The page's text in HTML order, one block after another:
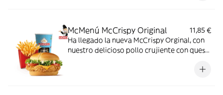
McMenú McCrispy Original
11,85 €
Ha llegado la nueva McCrispy Orginal, con
nuestro delicioso pollo crujiente con queso
original, crujiente lechuga y tomate fresco.